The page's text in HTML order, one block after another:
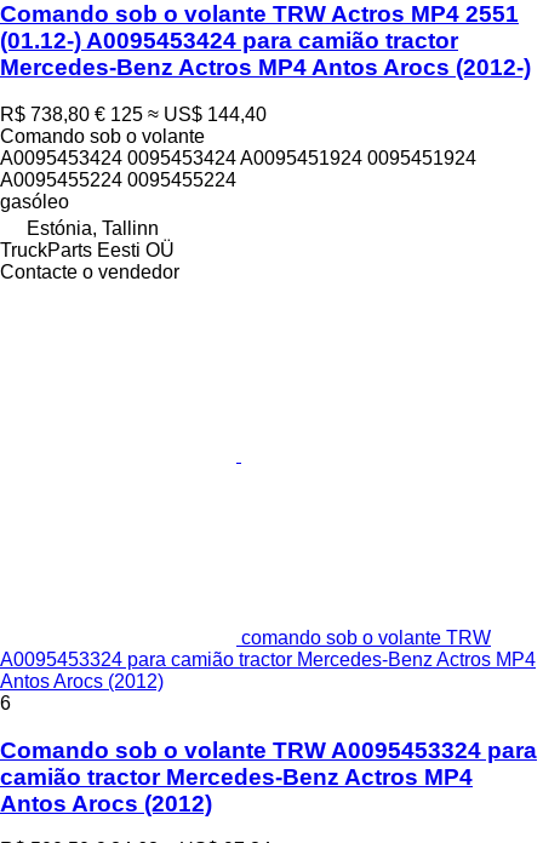
Comando sob o volante TRW Actros MP4 2551
(01.12-) A0095453424 para camião tractor
Mercedes-Benz Actros MP4 Antos Arocs (2012-)
R$ 738,80 € 125 ≈ US$ 144,40
Comando sob o volante
A0095453424 0095453424 A0095451924 0095451924
A0095455224 0095455224
gasóleo
Estónia, Tallinn
TruckParts Eesti OÜ
Contacte o vendedor
comando sob o volante TRW
A0095453324 para camião tractor Mercedes-Benz Actros MP4
Antos Arocs (2012)
6
Comando sob o volante TRW A0095453324 para
camião tractor Mercedes-Benz Actros MP4
Antos Arocs (2012)